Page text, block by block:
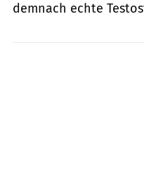
demnach echte